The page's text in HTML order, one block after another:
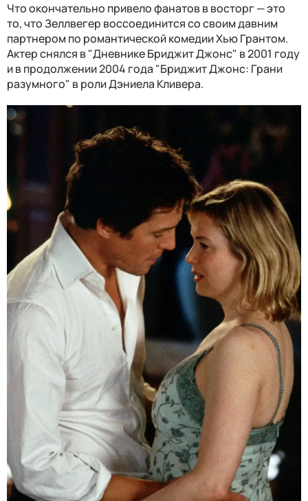
Что окончательно привело фанатов в восторг — это
то, что Зеллвегер воссоединится со своим давним
партнером по романтической комедии Хью Грантом.
Актер снялся в "Дневнике Бриджит Джонс" в 2001 году
и в продолжении 2004 года "Бриджит Джонс: Грани
разумного" в роли Дэниела Кливера.